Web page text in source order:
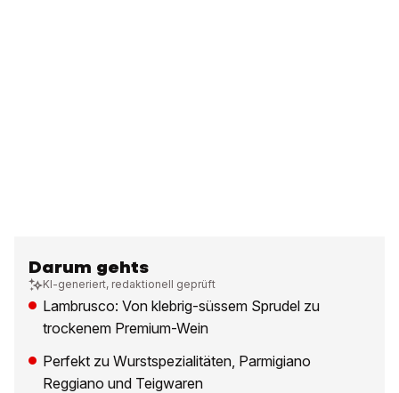
Darum gehts
KI-generiert, redaktionell geprüft
Lambrusco: Von klebrig-süssem Sprudel zu
trockenem Premium-Wein
Perfekt zu Wurstspezialitäten, Parmigiano
Reggiano und Teigwaren